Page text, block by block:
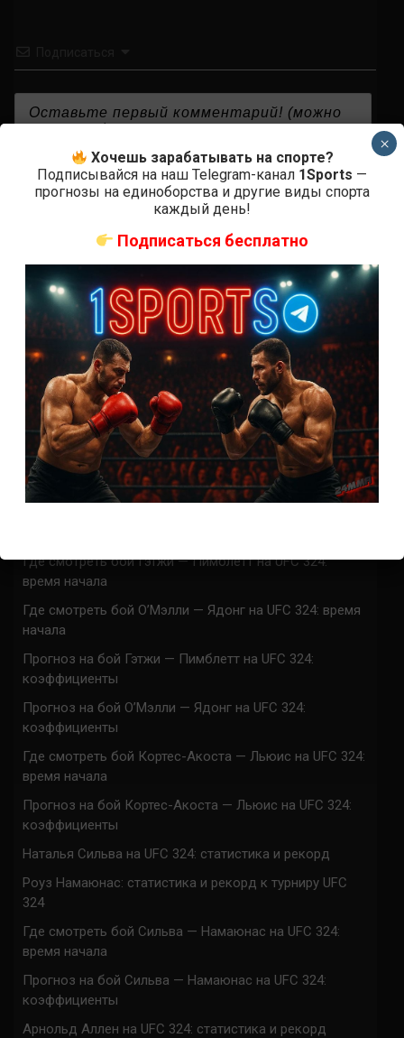
КОММЕНТАРИЕВ
СВЕЖИЕ ЗАПИСИ
ACA 200 прямая трансляция
Марафон боев UFC 325 прямая трансляция
UFC 324 прямая трансляция
Где смотреть бой Гэтжи — Пимблетт на UFC 324:
время начала
Где смотреть бой О’Мэлли — Ядонг на UFC 324: время
начала
Прогноз на бой Гэтжи — Пимблетт на UFC 324:
коэффициенты
Прогноз на бой О’Мэлли — Ядонг на UFC 324:
коэффициенты
Где смотреть бой Кортес-Акоста — Льюис на UFC 324:
время начала
Прогноз на бой Кортес-Акоста — Льюис на UFC 324:
коэффициенты
Наталья Сильва на UFC 324: статистика и рекорд
Роуз Намаюнас: статистика и рекорд к турниру UFC
324
Где смотреть бой Сильва — Намаюнас на UFC 324:
время начала
Прогноз на бой Сильва — Намаюнас на UFC 324:
коэффициенты
Арнольд Аллен на UFC 324: статистика и рекорд
Хочешь зарабатывать на спорте?
Подписывайся на наш Telegram-канал 1Sports —
прогнозы на единоборства и другие виды спорта
каждый день!
Подписаться бесплатно
×